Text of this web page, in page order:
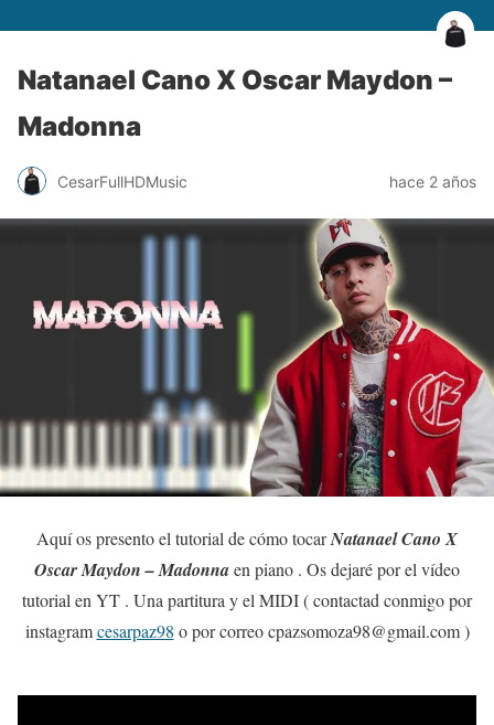
Natanael Cano X Oscar Maydon –
Madonna
CesarFullHDMusic hace 2 años
Aquí os presento el tutorial de cómo tocarNatanael Cano X
Oscar Maydon – Madonnaen piano . Os dejaré por el vídeo
tutorial en YT . Una partitura y el MIDI ( contactad conmigo por
instagramcesarpaz98 o por correo cpazsomoza98@gmail.com )